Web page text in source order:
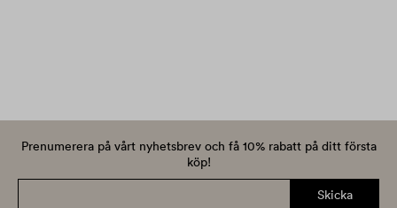
Prenumerera på vårt nyhetsbrev och få 10% rabatt på ditt första
köp!
Skicka